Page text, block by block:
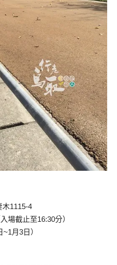
1115-4
場截止至16:30分）
月3日）